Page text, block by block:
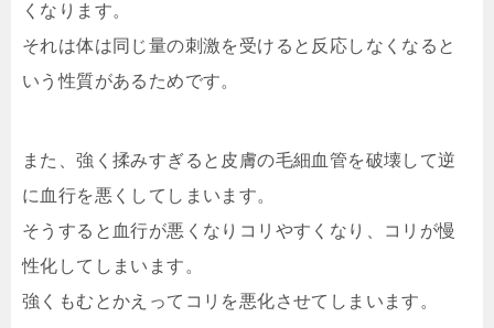
くなります。
それは体は同じ量の刺激を受けると反応しなくなると
いう性質があるためです。
また、強く揉みすぎると皮膚の毛細血管を破壊して逆
に血行を悪くしてしまいます。
そうすると血行が悪くなりコリやすくなり、コリが慢
性化してしまいます。
強くもむとかえってコリを悪化させてしまいます。